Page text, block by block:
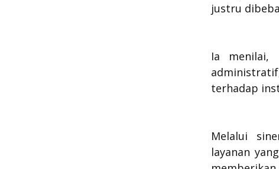
justru
Ia menilai,
terhadap
Melalui
layanan